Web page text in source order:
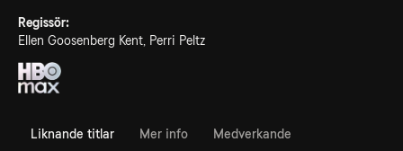
Regissör:
Ellen Goosenberg Kent, Perri Peltz
Liknande titlar Mer info Medverkande